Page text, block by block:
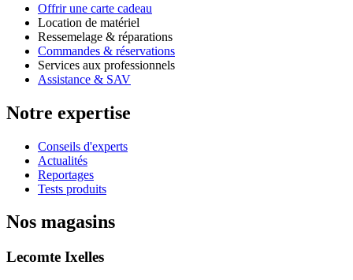
Offrir une carte cadeau
Location de matériel
Ressemelage & réparations
Commandes & réservations
Services aux professionnels
Assistance & SAV
Notre expertise
Conseils d'experts
Actualités
Reportages
Tests produits
Nos magasins
Lecomte Ixelles